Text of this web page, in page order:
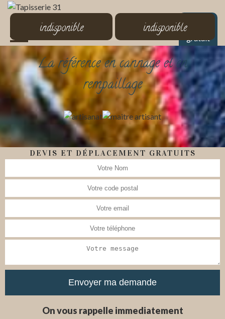
Devis
gratuit
indisponible indisponible
La référence en cannage et en
rempaillage
DEVIS ET DÉPLACEMENT GRATUITS
On vous rappelle immediatement